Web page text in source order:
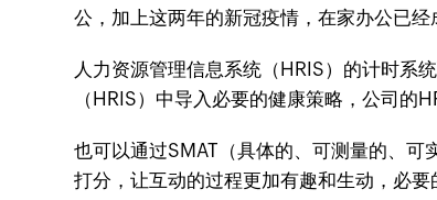
公，加上这两年的新冠疫情，在家办公已经
人力资源管理信息系统（HRIS）的计时系
（HRIS）中导入必要的健康策略，公司的
也可以通过SMAT（具体的、可测量的、
打分，让互动的过程更加有趣和生动，必